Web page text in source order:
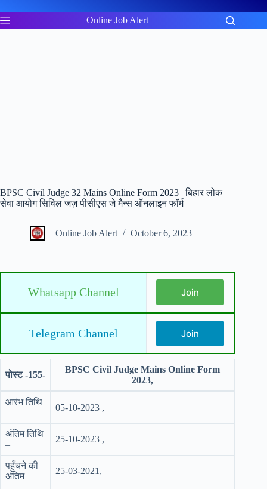
to
content
Online Job Alert
BPSC Civil Judge 32 Mains Online Form 2023 | बिहार लोक
सेवा आयोग सिविल जज़ पीसीएस जे मैन्स ऑनलाइन फॉर्म
Online Job Alert October 6, 2023
Whatsapp Channel Join
Telegram Channel Join
पोस्ट -155-
BPSC Civil Judge Mains Online Form
2023,
आरंभ तिथि
–
05-10-2023 ,
अंतिम तिथि
–
25-10-2023 ,
पहुँचने की
अंतिम
25-03-2021,